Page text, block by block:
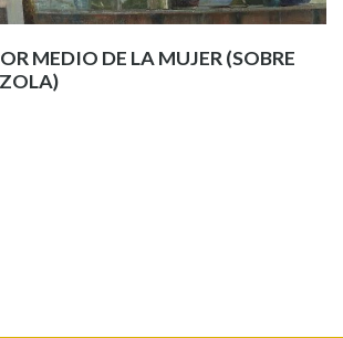
MEDIO DE LA MUJER (SOBRE